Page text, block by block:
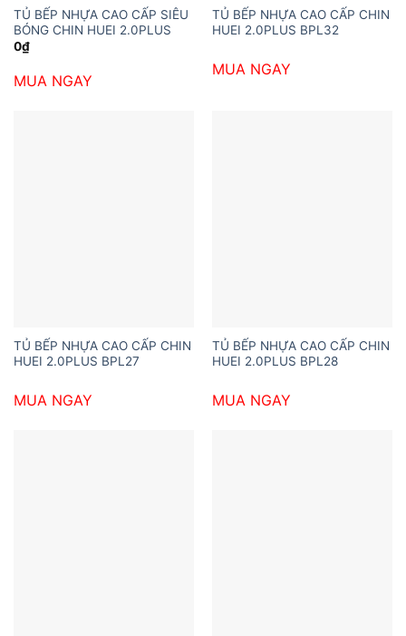
TỦ BẾP NHỰA CAO CẤP SIÊU
BÓNG CHIN HUEI 2.0PLUS
0₫
MUA NGAY
TỦ BẾP NHỰA CAO CẤP CHIN
HUEI 2.0PLUS BPL32
MUA NGAY
TỦ BẾP NHỰA CAO CẤP CHIN
HUEI 2.0PLUS BPL27
MUA NGAY
TỦ BẾP NHỰA CAO CẤP CHIN
HUEI 2.0PLUS BPL28
MUA NGAY